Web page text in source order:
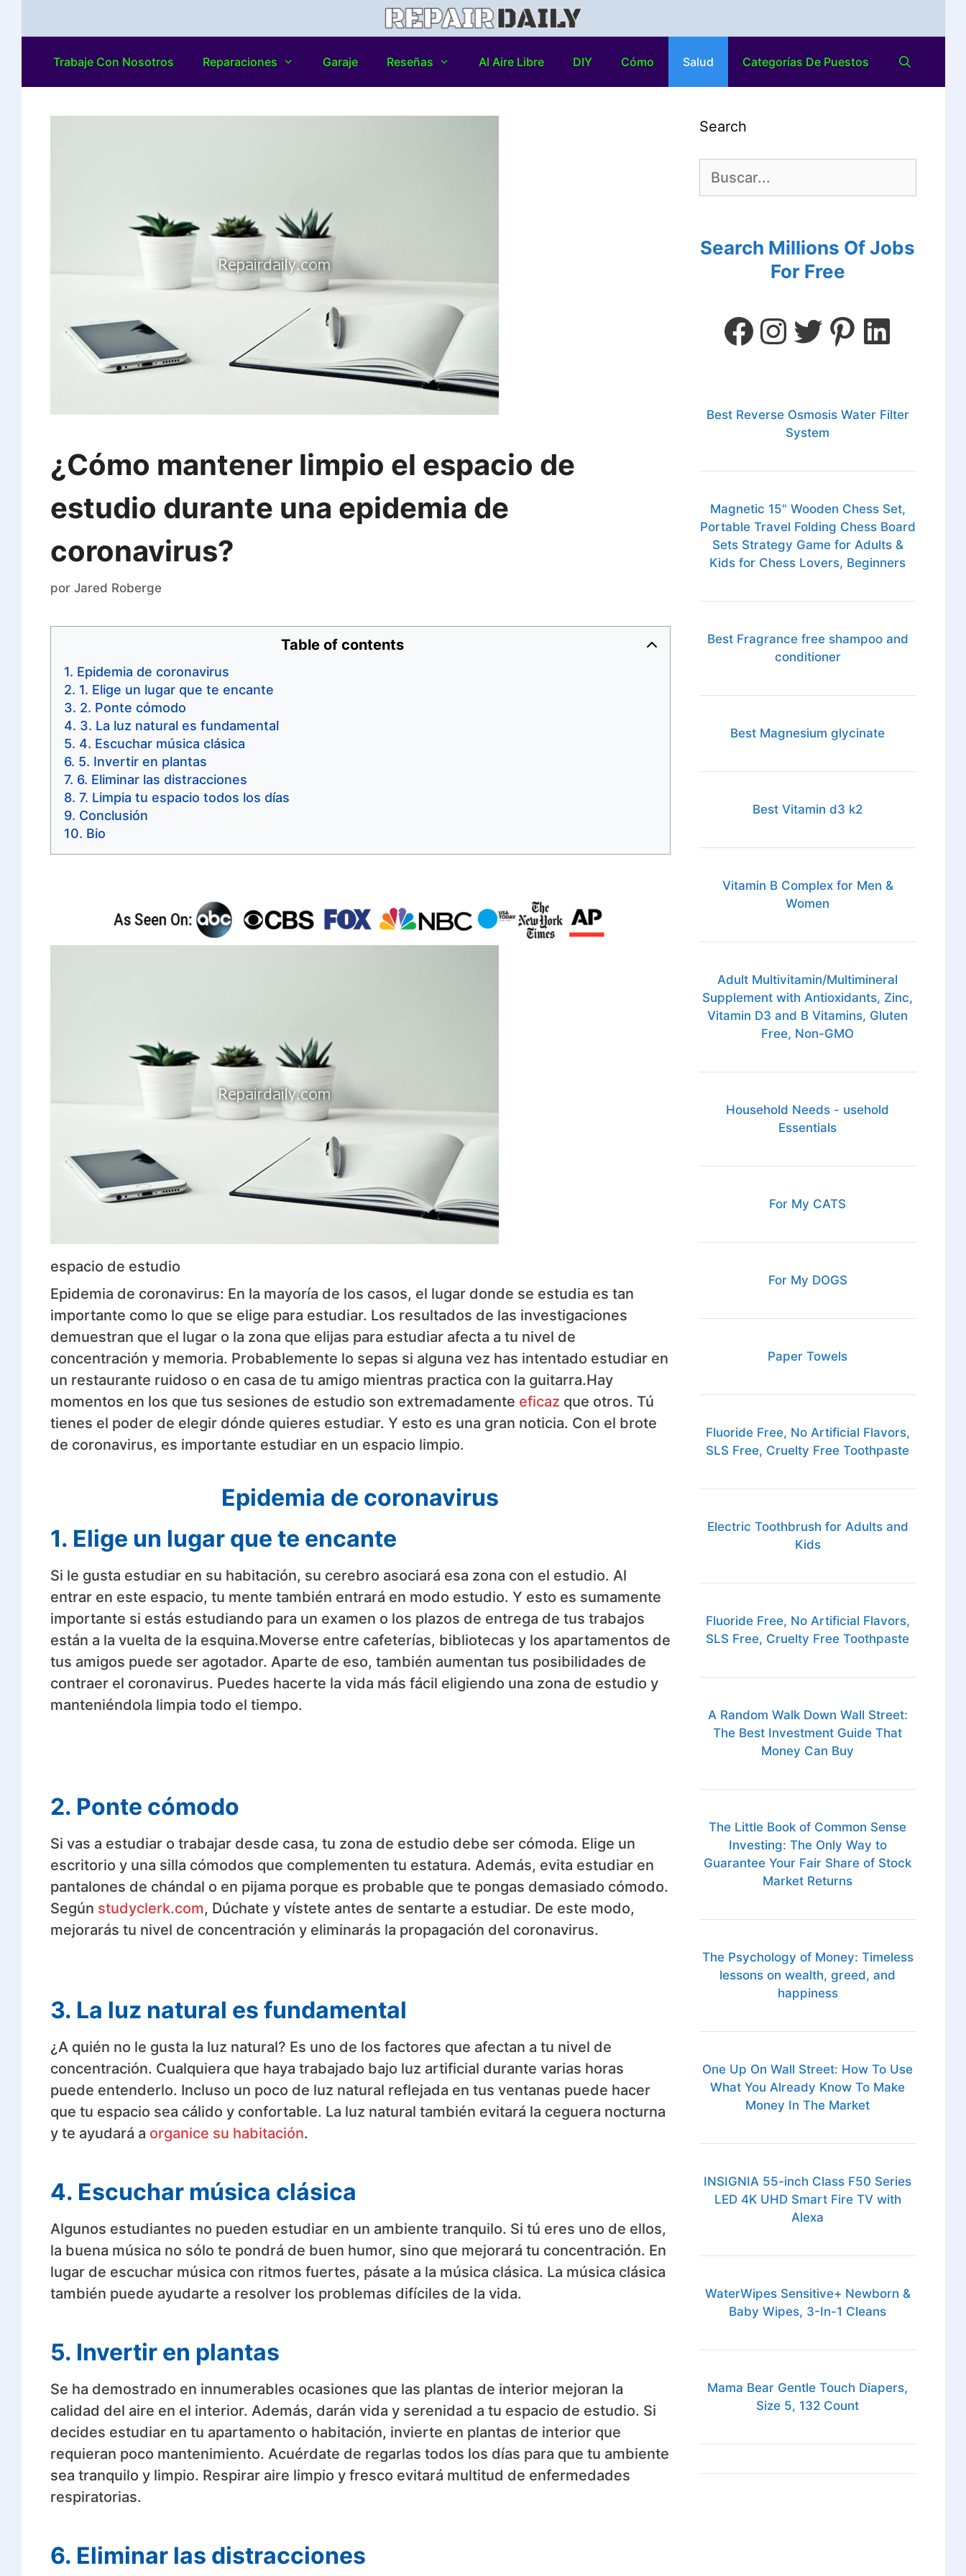
Trabaje Con Nosotros Reparaciones Garaje Reseñas Al Aire Libre DIY Cómo Salud Categorías De Puestos
¿Cómo mantener limpio el espacio de
estudio durante una epidemia de
coronavirus?
por Jared Roberge
Table of contents
Epidemia de coronavirus
1. Elige un lugar que te encante
2. Ponte cómodo
3. La luz natural es fundamental
4. Escuchar música clásica
5. Invertir en plantas
6. Eliminar las distracciones
7. Limpia tu espacio todos los días
Conclusión
Bio
espacio de estudio
Epidemia de coronavirus: En la mayoría de los casos, el lugar donde se estudia es tan
importante como lo que se elige para estudiar. Los resultados de las investigaciones
demuestran que el lugar o la zona que elijas para estudiar afecta a tu nivel de
concentración y memoria. Probablemente lo sepas si alguna vez has intentado estudiar en
un restaurante ruidoso o en casa de tu amigo mientras practica con la guitarra.Hay
momentos en los que tus sesiones de estudio son extremadamente eficaz que otros. Tú
tienes el poder de elegir dónde quieres estudiar. Y esto es una gran noticia. Con el brote
de coronavirus, es importante estudiar en un espacio limpio.
Epidemia de coronavirus
1. Elige un lugar que te encante
Si le gusta estudiar en su habitación, su cerebro asociará esa zona con el estudio. Al
entrar en este espacio, tu mente también entrará en modo estudio. Y esto es sumamente
importante si estás estudiando para un examen o los plazos de entrega de tus trabajos
están a la vuelta de la esquina.Moverse entre cafeterías, bibliotecas y los apartamentos de
tus amigos puede ser agotador. Aparte de eso, también aumentan tus posibilidades de
contraer el coronavirus. Puedes hacerte la vida más fácil eligiendo una zona de estudio y
manteniéndola limpia todo el tiempo.
2. Ponte cómodo
Si vas a estudiar o trabajar desde casa, tu zona de estudio debe ser cómoda. Elige un
escritorio y una silla cómodos que complementen tu estatura. Además, evita estudiar en
pantalones de chándal o en pijama porque es probable que te pongas demasiado cómodo.
Según studyclerk.com, Dúchate y vístete antes de sentarte a estudiar. De este modo,
mejorarás tu nivel de concentración y eliminarás la propagación del coronavirus.
3. La luz natural es fundamental
¿A quién no le gusta la luz natural? Es uno de los factores que afectan a tu nivel de
concentración. Cualquiera que haya trabajado bajo luz artificial durante varias horas
puede entenderlo. Incluso un poco de luz natural reflejada en tus ventanas puede hacer
que tu espacio sea cálido y confortable. La luz natural también evitará la ceguera nocturna
y te ayudará a organice su habitación.
4. Escuchar música clásica
Algunos estudiantes no pueden estudiar en un ambiente tranquilo. Si tú eres uno de ellos,
la buena música no sólo te pondrá de buen humor, sino que mejorará tu concentración. En
lugar de escuchar música con ritmos fuertes, pásate a la música clásica. La música clásica
también puede ayudarte a resolver los problemas difíciles de la vida.
5. Invertir en plantas
Se ha demostrado en innumerables ocasiones que las plantas de interior mejoran la
calidad del aire en el interior. Además, darán vida y serenidad a tu espacio de estudio. Si
decides estudiar en tu apartamento o habitación, invierte en plantas de interior que
requieran poco mantenimiento. Acuérdate de regarlas todos los días para que tu ambiente
sea tranquilo y limpio. Respirar aire limpio y fresco evitará multitud de enfermedades
respiratorias.
6. Eliminar las distracciones
Search
Search Millions Of Jobs
For Free
Best Reverse Osmosis Water Filter
System
Magnetic 15" Wooden Chess Set,
Portable Travel Folding Chess Board
Sets Strategy Game for Adults &
Kids for Chess Lovers, Beginners
Best Fragrance free shampoo and
conditioner
Best Magnesium glycinate
Best Vitamin d3 k2
Vitamin B Complex for Men &
Women
Adult Multivitamin/Multimineral
Supplement with Antioxidants, Zinc,
Vitamin D3 and B Vitamins, Gluten
Free, Non-GMO
Household Needs - usehold
Essentials
For My CATS
For My DOGS
Paper Towels
Fluoride Free, No Artificial Flavors,
SLS Free, Cruelty Free Toothpaste
Electric Toothbrush for Adults and
Kids
Fluoride Free, No Artificial Flavors,
SLS Free, Cruelty Free Toothpaste
A Random Walk Down Wall Street:
The Best Investment Guide That
Money Can Buy
The Little Book of Common Sense
Investing: The Only Way to
Guarantee Your Fair Share of Stock
Market Returns
The Psychology of Money: Timeless
lessons on wealth, greed, and
happiness
One Up On Wall Street: How To Use
What You Already Know To Make
Money In The Market
INSIGNIA 55-inch Class F50 Series
LED 4K UHD Smart Fire TV with
Alexa
WaterWipes Sensitive+ Newborn &
Baby Wipes, 3-In-1 Cleans
Mama Bear Gentle Touch Diapers,
Size 5, 132 Count